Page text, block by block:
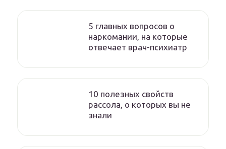
5 главных вопросов о
наркомании, на которые
отвечает врач-психиатр
10 полезных свойств
рассола, о которых вы не
знали